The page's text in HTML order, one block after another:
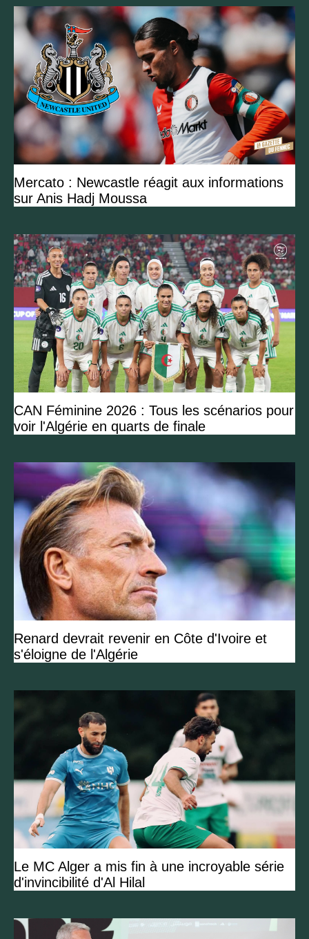
Mercato : Newcastle réagit aux informations
sur Anis Hadj Moussa
CAN Féminine 2026 : Tous les scénarios pour
voir l'Algérie en quarts de finale
Renard devrait revenir en Côte d'Ivoire et
s'éloigne de l'Algérie
Le MC Alger a mis fin à une incroyable série
d'invincibilité d'Al Hilal